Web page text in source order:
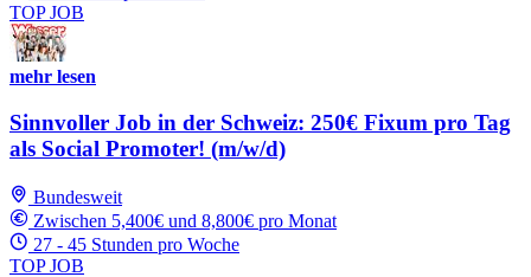
TOP JOB
mehr lesen
Sinnvoller Job in der Schweiz: 250€ Fixum pro Tag
als Social Promoter! (m/w/d)
Bundesweit
Zwischen 5,400€ und 8,800€ pro Monat
27 - 45 Stunden pro Woche
TOP JOB